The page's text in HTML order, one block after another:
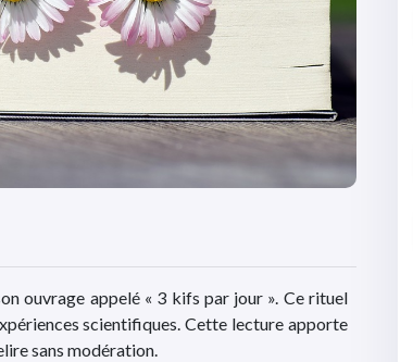
ouvrage appelé « 3 kifs par jour ». Ce rituel
scientifiques. Cette lecture apporte
sans modération.